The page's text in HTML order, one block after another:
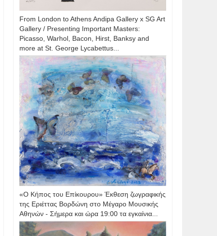
From London to Athens Andipa Gallery x SG Art
Gallery / Presenting Important Masters:
Picasso, Warhol, Bacon, Hirst, Banksy and
more at St. George Lycabettus...
«Ο Κήπος του Επίκουρου» Έκθεση ζωγραφικής
της Εριέττας Βορδώνη στο Μέγαρο Μουσικής
Αθηνών - Σήμερα και ώρα 19:00 τα εγκαίνια...